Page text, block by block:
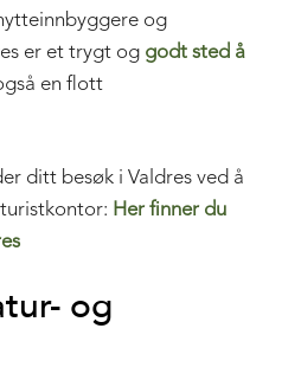
og
er et trygt og godt sted å
en flott
ditt besøk i Valdres ved å
Her finner du
og